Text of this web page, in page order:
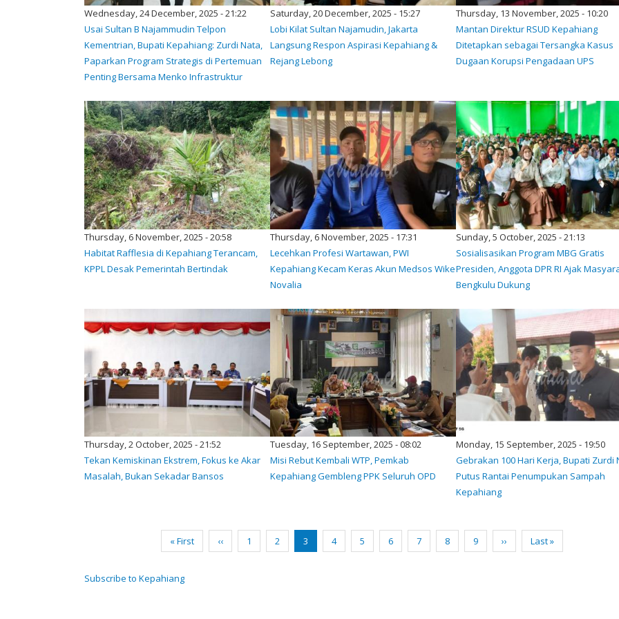
Wednesday, 24 December, 2025 - 21:22
Usai Sultan B Najammudin Telpon
Kementrian, Bupati Kepahiang: Zurdi Nata,
Paparkan Program Strategis di Pertemuan
Penting Bersama Menko Infrastruktur
Saturday, 20 December, 2025 - 15:27
Lobi Kilat Sultan Najamudin, Jakarta
Langsung Respon Aspirasi Kepahiang &
Rejang Lebong
Thursday, 13 November, 2025 - 10:20
Mantan Direktur RSUD Kepahiang
Ditetapkan sebagai Tersangka Kasus
Dugaan Korupsi Pengadaan UPS
Thursday, 6 November, 2025 - 20:58
Habitat Rafflesia di Kepahiang Terancam,
KPPL Desak Pemerintah Bertindak
Thursday, 6 November, 2025 - 17:31
Lecehkan Profesi Wartawan, PWI
Kepahiang Kecam Keras Akun Medsos Wike
Novalia
Sunday, 5 October, 2025 - 21:13
Sosialisasikan Program MBG Gratis
Presiden, Anggota DPR RI Ajak
Bengkulu Dukung
Thursday, 2 October, 2025 - 21:52
Tekan Kemiskinan Ekstrem, Fokus ke Akar
Masalah, Bukan Sekadar Bansos
Tuesday, 16 September, 2025 - 08:02
Misi Rebut Kembali WTP, Pemkab
Kepahiang Gembleng PPK Seluruh OPD
Monday, 15 September, 2025 - 19:50
Gebrakan 100 Hari Kerja, Bupati Zurdi
Putus Rantai Penumpukan Sampah
Kepahiang
First
page
« First
Previous
page
‹‹ Page
1 Page
2
Current
page
3 Page
4 Page
5 Page
6 Page
7 Page
8 Page
9
Next
page
››
Last
page
Last »
Subscribe to Kepahiang